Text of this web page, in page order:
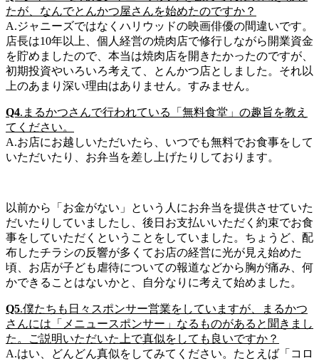
たが、なんでとんかつ屋さんを始めたのですか？
A.ジャニーズではなくハリウッドの映画俳優の間違いです。
店長は10年以上、個人経営の焼肉店で修行しながら開業資金
を貯めましたので、本当は焼肉店を開きたかったのですが、
初期投資やいろいろ考えて、とんかつ店としました。それ以
上のあまり深い理由はありません。すみません。
Q4.まるかつさんで行われている「無料食堂」の趣旨を教え
てください。
A.お店にお越しいただいたら、いつでも無料でお食事をして
いただいたり、お弁当を差し上げたりしております。
以前から「お金がない」という人にお弁当を提供させていた
だいたりしていましたし、後日お支払いいただく約束でお食
事をしていただくということをしていました。ちょうど、配
布したチラシの反響が多くてお店の経営に光が見え始めた
頃、お店が子ども虐待についての報道などから胸が痛み、何
かできることはないかと、自分なりに考えて始めました。
Q5.僕たちも日々スポンサー営業をしていますが、まるかつ
さんには「メニュースポンサー」なるものがあると聞きまし
た。ご説明いただいた上で真似をしても良いですか？
A.はい、どんどん真似をしてみてください。たとえば「コロ